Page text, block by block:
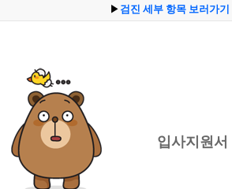
▶ 검진 세부 항목 보러가기
입사지원